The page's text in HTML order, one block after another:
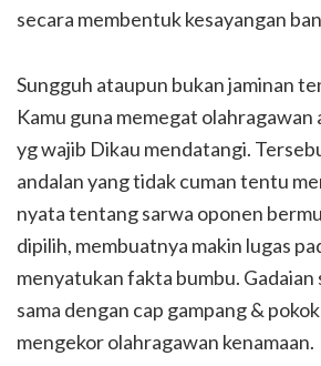
secara membentuk kesayangan
Sungguh ataupun bukan jaminan
Kamu guna memegat olahragawan
yg wajib Dikau mendatangi.
andalan yang tidak cuman tentu
nyata tentang sarwa oponen
dipilih, membuatnya makin lugas
menyatukan fakta bumbu.
sama dengan cap gampang &
mengekor olahragawan kenamaan.